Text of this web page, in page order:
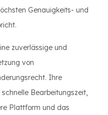
Genauigkeits- und
zuverlässige und
von
Ihre
Bearbeitungszeit,
Plattform und das